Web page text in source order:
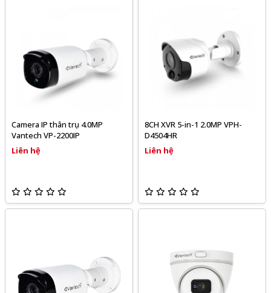
Camera IP thân trụ 4.0MP
Vantech VP-2200IP
Liên hệ
8CH XVR 5-in-1 2.0MP VPH-
D4504HR
Liên hệ